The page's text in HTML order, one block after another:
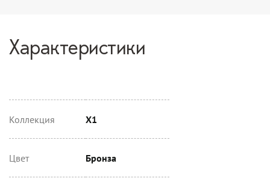
Характеристики
Коллекция X1
Цвет Бронза